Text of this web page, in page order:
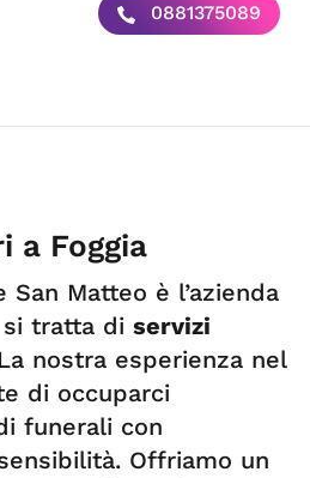
0881375089
a Foggia
San Matteo è l’azienda
tratta di servizi
nostra esperienza nel
di occuparci
funerali con
Offriamo un